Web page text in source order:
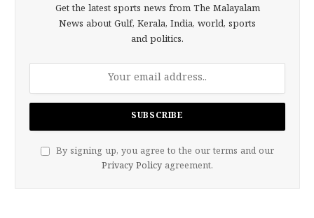
Get the latest sports news from The Malayalam
News about Gulf, Kerala, India, world, sports
and politics.
By signing up, you agree to the our terms and our
Privacy Policy agreement.